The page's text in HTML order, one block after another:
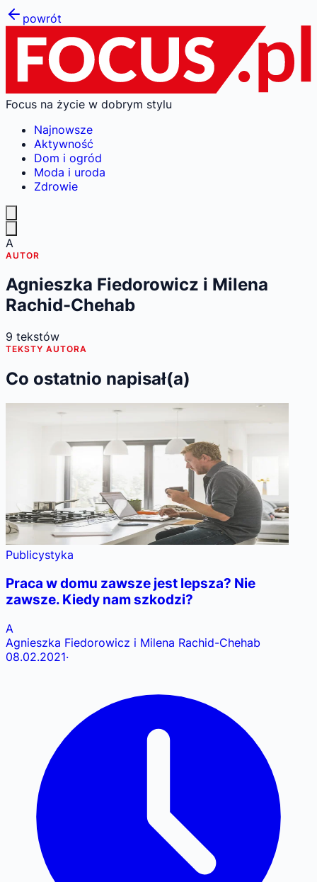
powrót
Focus na życie w dobrym stylu
Najnowsze
Aktywność
Dom i ogród
Moda i uroda
Zdrowie
A
AUTOR
Agnieszka Fiedorowicz i Milena
Rachid-Chehab
9 tekstów
TEKSTY AUTORA
Co ostatnio napisał(a)
Publicystyka
Praca w domu zawsze jest lepsza? Nie
zawsze. Kiedy nam szkodzi?
A
Agnieszka Fiedorowicz i Milena Rachid-Chehab
08.02.2021·